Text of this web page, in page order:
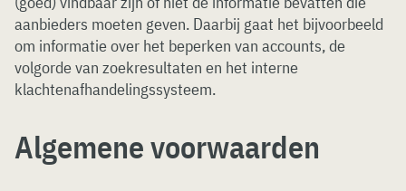
aanbieders moeten geven. Daarbij gaat het bijvoorbeeld
om informatie over het beperken van accounts, de
volgorde van zoekresultaten en het interne
klachtenafhandelingssysteem.
Algemene voorwaarden